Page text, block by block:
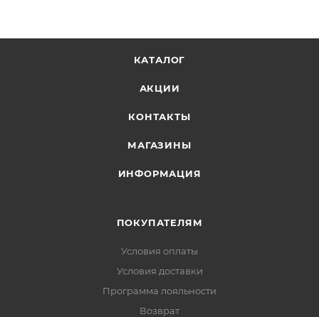
Только ручная стирка
КАТАЛОГ
АКЦИИ
КОНТАКТЫ
МАГАЗИНЫ
ИНФОРМАЦИЯ
ПОКУПАТЕЛЯМ
Условия оплаты
Условия доставки
Программа лояльности
Возврат